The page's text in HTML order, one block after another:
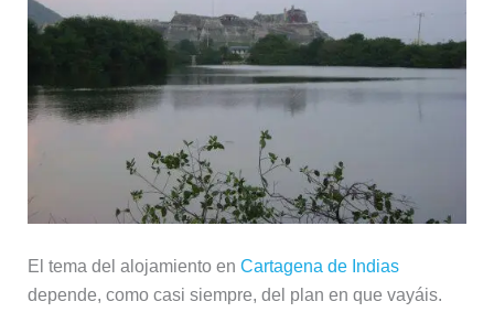
El tema del alojamiento en Cartagena de Indias
depende, como casi siempre, del plan en que vayáis.